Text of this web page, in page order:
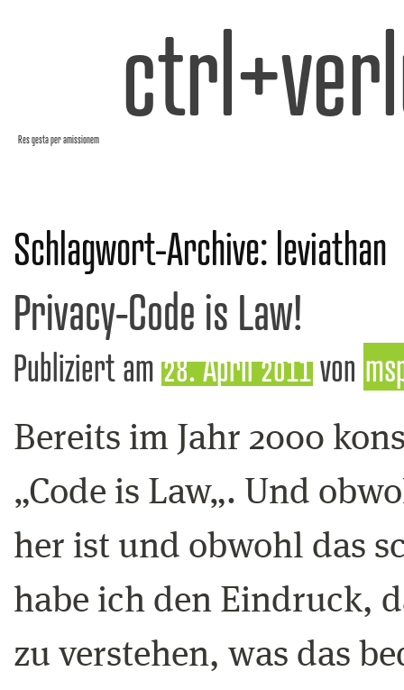
Res gesta per amissionem
Schlagwort-Archive:leviathan
Privacy-Code is Law!
Publiziert am 28. April 2011von
Bereits im Jahr 2000
„Code is Law„. Und
her ist und obwohl das
habe ich den Eindruck,
zu verstehen, was das